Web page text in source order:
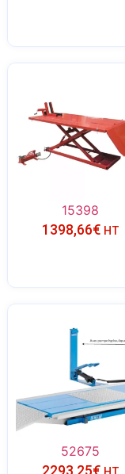
15398
1398,66€ HT
52675